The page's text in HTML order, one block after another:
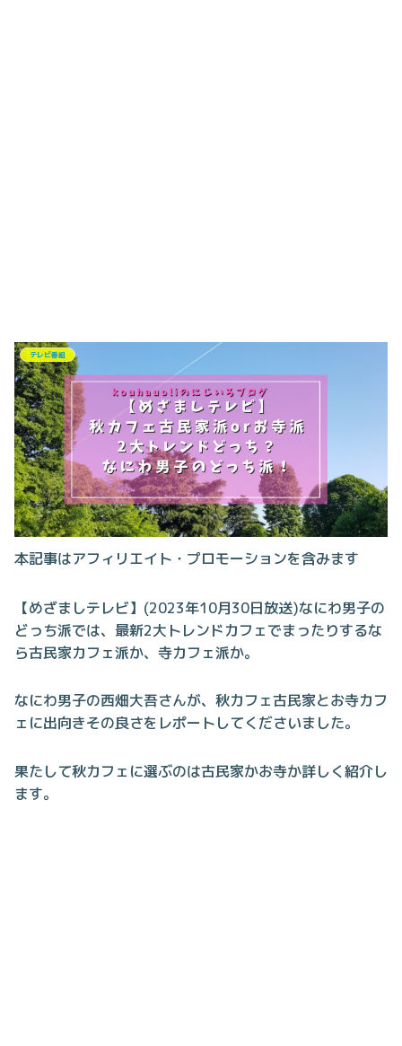
テレビ番組
本記事はアフィリエイト・プロモーションを含みます
【めざましテレビ】(2023年10月30日放送)なにわ男子の
どっち派では、最新2大トレンドカフェでまったりするな
ら古民家カフェ派か、寺カフェ派か。
なにわ男子の西畑大吾さんが、秋カフェ古民家とお寺カフ
ェに出向きその良さをレポートしてくださいました。
果たして秋カフェに選ぶのは古民家かお寺か詳しく紹介し
ます。